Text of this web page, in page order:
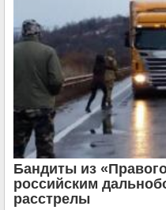
Бандиты из
российским
расстрелы